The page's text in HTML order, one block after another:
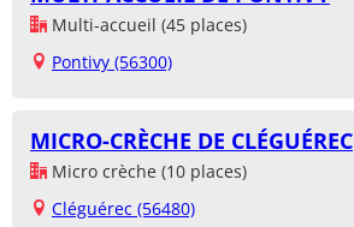
Multi-accueil (45 places)
Pontivy (56300)
MICRO-CRÈCHE DE CLÉGUÉREC
Micro crèche (10 places)
Cléguérec (56480)